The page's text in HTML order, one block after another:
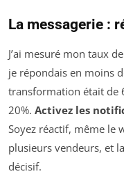
La messagerie :
J’ai mesuré mon taux
je répondais en moins
transformation était de
20%. Activez les
Soyez réactif, même le
plusieurs vendeurs, et
décisif.